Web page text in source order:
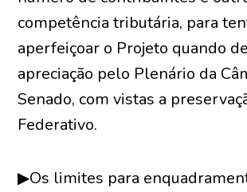
competência tributária, para
aperfeiçoar o Projeto quando
apreciação pelo Plenário da
Senado, com vistas a
Federativo.
▶Os limites para